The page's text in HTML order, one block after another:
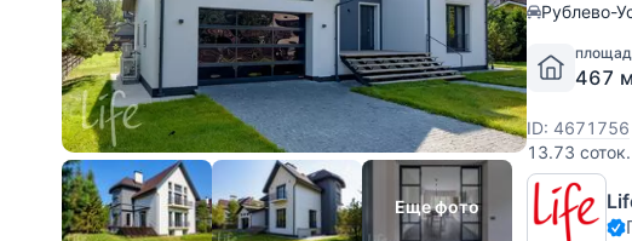
Еще фото
Рублево-
467 м
ID: 4671756
13.73
Успенское
Сареево” в